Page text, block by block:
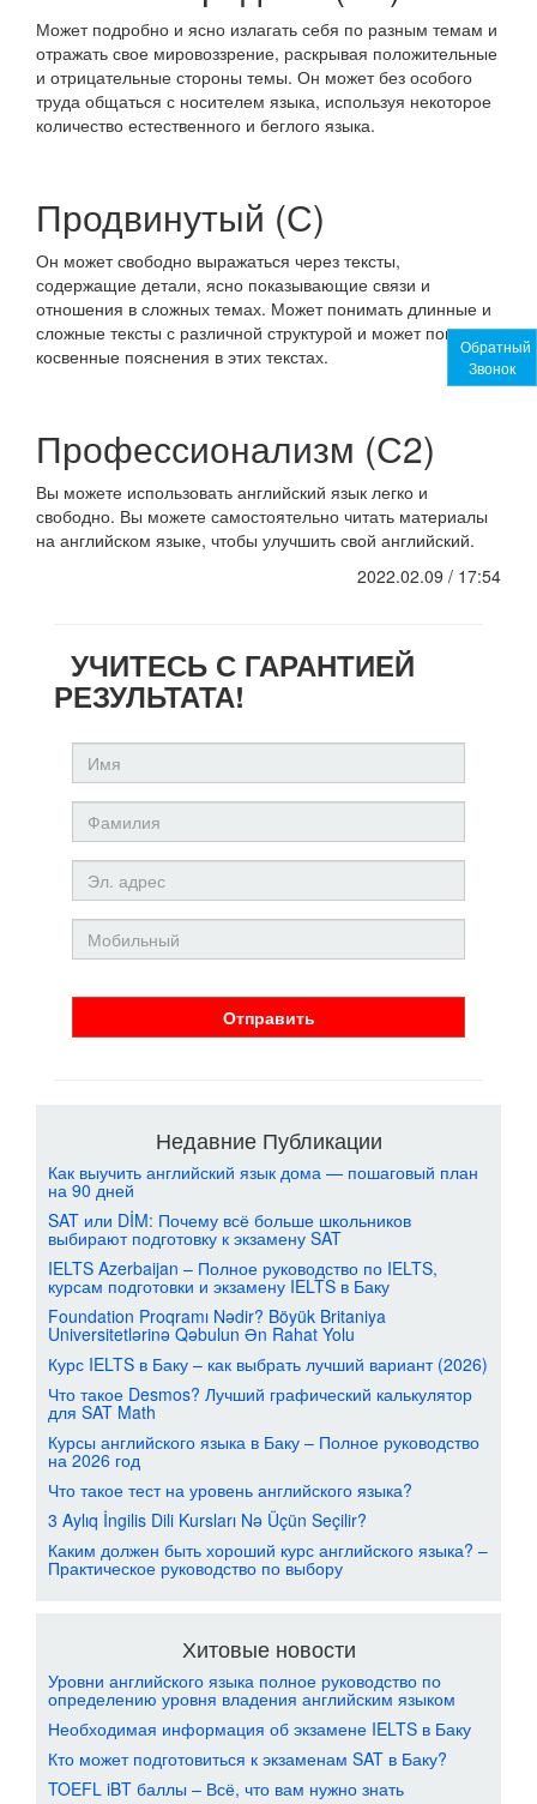
Обратный
Звонок
Может подробно и ясно излагать себя по разным темам и
отражать свое мировоззрение, раскрывая положительные
и отрицательные стороны темы. Он может без особого
труда общаться с носителем языка, используя некоторое
количество естественного и беглого языка.
Продвинутый (С)
Он может свободно выражаться через тексты,
содержащие детали, ясно показывающие связи и
отношения в сложных темах. Может понимать длинные и
сложные тексты с различной структурой и может понимать
косвенные пояснения в этих текстах.
Профессионализм (С2)
Вы можете использовать английский язык легко и
свободно. Вы можете самостоятельно читать материалы
на английском языке, чтобы улучшить свой английский.
2022.02.09 / 17:54
УЧИТЕСЬ С ГАРАНТИЕЙ
РЕЗУЛЬТАТА!
Отправить
Недавние Публикации
Как выучить английский язык дома — пошаговый план
на 90 дней
SAT или DİM: Почему всё больше школьников
выбирают подготовку к экзамену SAT
IELTS Azerbaijan – Полное руководство по IELTS,
курсам подготовки и экзамену IELTS в Баку
Foundation Proqramı Nədir? Böyük Britaniya
Universitetlərinə Qəbulun Ən Rahat Yolu
Курс IELTS в Баку – как выбрать лучший вариант (2026)
Что такое Desmos? Лучший графический калькулятор
для SAT Math
Курсы английского языка в Баку – Полное руководство
на 2026 год
Что такое тест на уровень английского языка?
3 Aylıq İngilis Dili Kursları Nə Üçün Seçilir?
Каким должен быть хороший курс английского языка? –
Практическое руководство по выбору
Хитовые новости
Уровни английского языка полное руководство по
определению уровня владения английским языком
Необходимая информация об экзамене IELTS в Баку
Кто может подготовиться к экзаменам SAT в Баку?
TOEFL iBT баллы – Всё, что вам нужно знать